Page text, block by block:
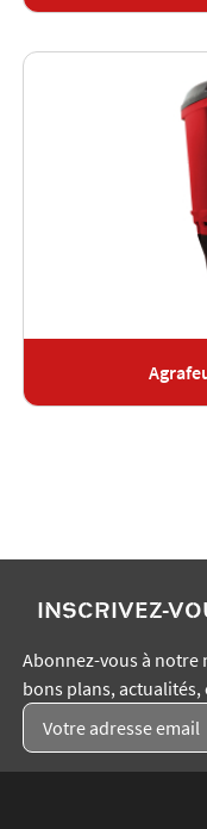
INSCRIVEZ-
Abonnez-vous à notre
bons plans,